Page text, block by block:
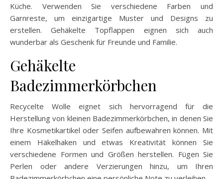
Küche. Verwenden Sie verschiedene Farben und
Garnreste, um einzigartige Muster und Designs zu
erstellen. Gehäkelte Topflappen eignen sich auch
wunderbar als Geschenk für Freunde und Familie.
Gehäkelte
Badezimmerkörbchen
Recycelte Wolle eignet sich hervorragend für die
Herstellung von kleinen Badezimmerkörbchen, in denen Sie
Ihre Kosmetikartikel oder Seifen aufbewahren können. Mit
einem Häkelhaken und etwas Kreativität können Sie
verschiedene Formen und Größen herstellen. Fügen Sie
Perlen oder andere Verzierungen hinzu, um Ihren